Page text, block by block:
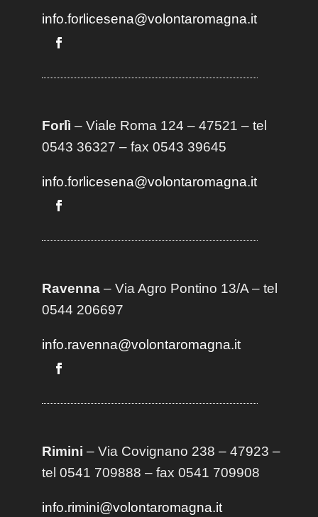
info.forlicesena@volontaromagna.it
Forlì – Viale Roma 124 – 47521 – tel
0543 36327 – fax 0543 39645
info.forlicesena@volontaromagna.it
Ravenna– Via Agro Pontino 13/A– tel
0544 206697
info.ravenna@volontaromagna.it
Rimini – Via Covignano 238 – 47923 –
tel 0541 709888 – fax 0541 709908
info.rimini@volontaromagna.it